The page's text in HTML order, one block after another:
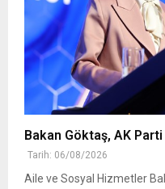
Bakan Göktaş, AK Parti
Tarih: 06/08/2026
Aile ve Sosyal Hizmetler